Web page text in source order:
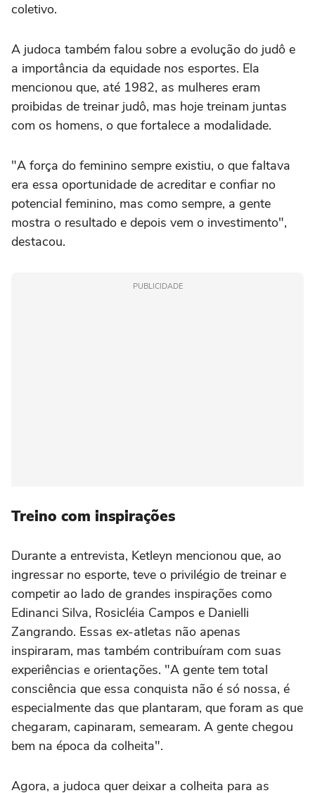
coletivo.
A judoca também falou sobre a evolução do judô e
a importância da equidade nos esportes. Ela
mencionou que, até 1982, as mulheres eram
proibidas de treinar judô, mas hoje treinam juntas
com os homens, o que fortalece a modalidade.
"A força do feminino sempre existiu, o que faltava
era essa oportunidade de acreditar e confiar no
potencial feminino, mas como sempre, a gente
mostra o resultado e depois vem o investimento",
destacou.
PUBLICIDADE
Treino com inspirações
Durante a entrevista, Ketleyn mencionou que, ao
ingressar no esporte, teve o privilégio de treinar e
competir ao lado de grandes inspirações como
Edinanci Silva, Rosicléia Campos e Danielli
Zangrando. Essas ex-atletas não apenas
inspiraram, mas também contribuíram com suas
experiências e orientações. "A gente tem total
consciência que essa conquista não é só nossa, é
especialmente das que plantaram, que foram as que
chegaram, capinaram, semearam. A gente chegou
bem na época da colheita".
Agora, a judoca quer deixar a colheita para as